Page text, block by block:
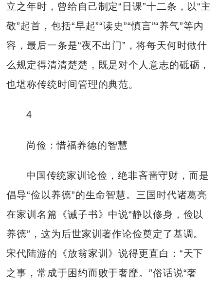
立之年时，曾给自己制定“日课”十二条，以“主
敬”起首，包括“早起”“读史”“慎言”“养气”等内
容，最后一条是“夜不出门”，将每天何时做什
么规定得清清楚楚，既是对个人意志的砥砺，
也堪称传统时间管理的典范。
4
尚俭：惜福养德的智慧
中国传统家训论俭，绝非吝啬守财，而是
倡导“俭以养德”的生命智慧。三国时代诸葛亮
在家训名篇《诫子书》中说“静以修身，俭以
养德”，这为后世家训著作论俭奠定了基调。
宋代陆游的《放翁家训》说得更直白：“天下
之事，常成于困约而败于奢靡。”俗话说“奢